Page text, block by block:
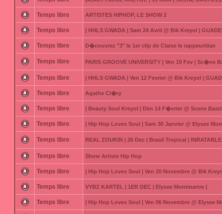
Temps libre ARTISTES HIPHOP, LE SHOW 2
Temps libre | HHLS GWADA | Sam 24 Avril @ Bik Kreyol |
Temps libre D�couvrez "3" le 1er clip de Claise le rappeur/dan
Temps libre PARIS GROOVE UNIVERSITY | Ven 19 Fev | Sc�ne
Temps libre | HHLS GWADA | Ven 12 Fevrier @ Bik Kreyol |
Temps libre Agathe Cl�ry
Temps libre | Beauty Soul Kreyol | Dim 14 F�vrier @ Scene
Temps libre | Hip Hop Loves Soul | Sam 30 Janvier @ Elysee
Temps libre REAL ZOUKIN | 26 Dec | Brasil Tropical |
Temps libre Show Artiste Hip Hop
Temps libre | Hip Hop Loves Soul | Ven 20 Novembre @ Bik
Temps libre VYBZ KARTEL | 1ER DEC | Elysee Montmartre |
Temps libre | Hip Hop Loves Soul | Ven 06 Novembre @ Elysee